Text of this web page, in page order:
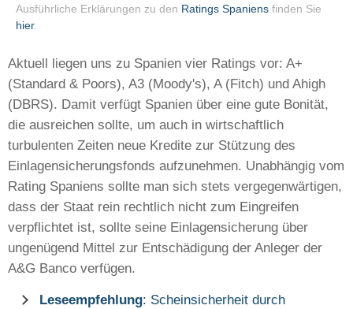
Ausführliche Erklärungen zu den Ratings Spaniens finden Sie
hier.
Aktuell liegen uns zu Spanien vier Ratings vor: A+
(Standard & Poors), A3 (Moody's), A (Fitch) und Ahigh
(DBRS). Damit verfügt Spanien über eine gute Bonität,
die ausreichen sollte, um auch in wirtschaftlich
turbulenten Zeiten neue Kredite zur Stützung des
Einlagensicherungsfonds aufzunehmen. Unabhängig vom
Rating Spaniens sollte man sich stets vergegenwärtigen,
dass der Staat rein rechtlich nicht zum Eingreifen
verpflichtet ist, sollte seine Einlagensicherung über
ungenügend Mittel zur Entschädigung der Anleger der
A&G Banco verfügen.
Leseempfehlung: Scheinsicherheit durch